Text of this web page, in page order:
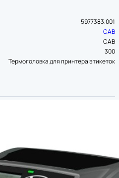
5977383.001
CAB
CAB
300
Термоголовка для принтера этикеток